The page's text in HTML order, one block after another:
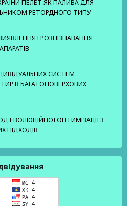
ПЕЛЕТ ЯК ПАЛИВА ДЛЯ
РЕТОРДНОГО ТИПУ
І РОЗПІЗНАВАННЯ
СИСТЕМ
В БАГАТОПОВЕРХОВИХ
ЕВОЛЮЦІЙНОЇ ОПТИМІЗАЦІЇ З
ПІДХОДІВ